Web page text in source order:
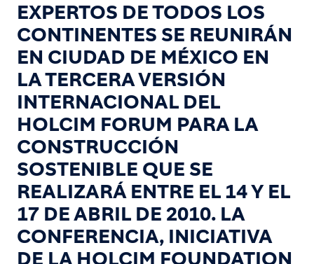
EXPERTOS DE TODOS LOS
CONTINENTES SE REUNIRÁN
EN CIUDAD DE MÉXICO EN
LA TERCERA VERSIÓN
INTERNACIONAL DEL
HOLCIM FORUM PARA LA
CONSTRUCCIÓN
SOSTENIBLE QUE SE
REALIZARÁ ENTRE EL 14 Y EL
17 DE ABRIL DE 2010. LA
CONFERENCIA, INICIATIVA
DE LA HOLCIM FOUNDATION